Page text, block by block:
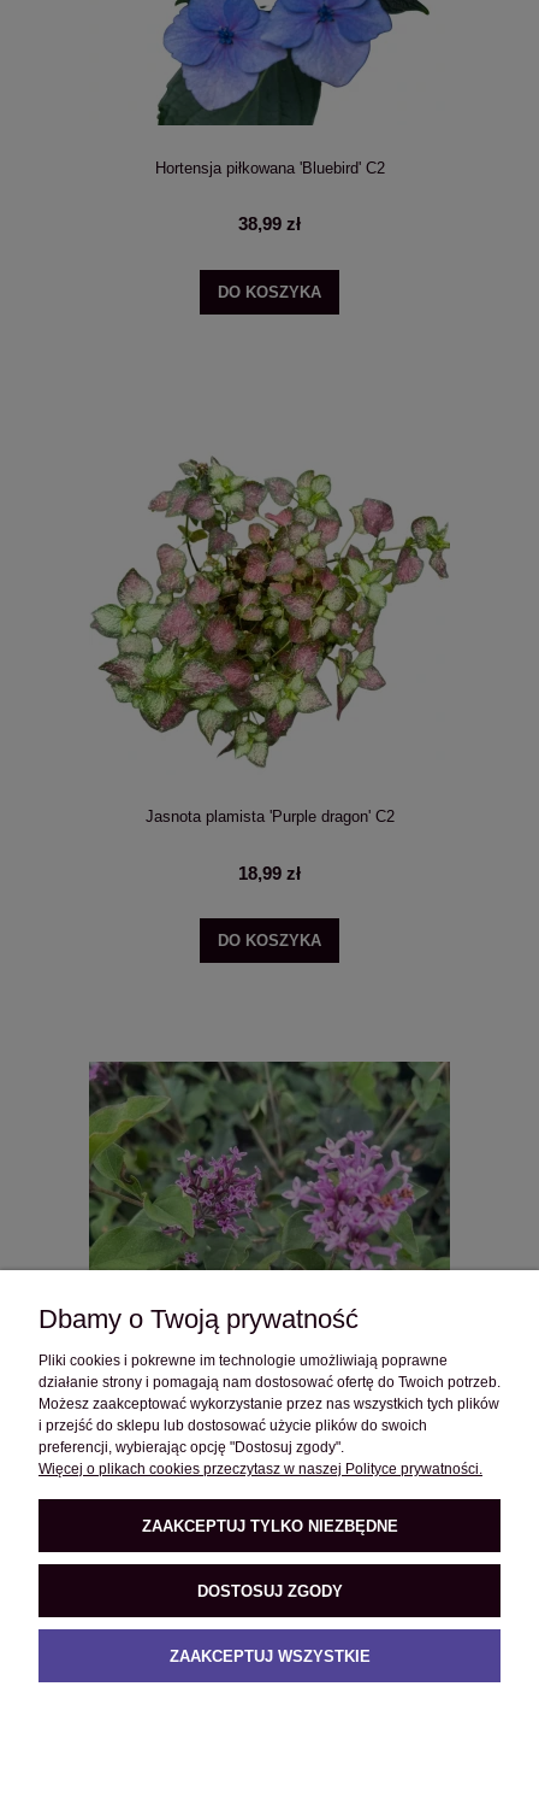
Hortensja piłkowana 'Bluebird' C2
38,99 zł
DO KOSZYKA
Jasnota plamista 'Purple dragon' C2
18,99 zł
DO KOSZYKA
Lilak Bloomerang Dark Purple C5
55,99 zł
DO KOSZYKA
Dbamy o Twoją prywatność
Pliki cookies i pokrewne im technologie umożliwiają poprawne
działanie strony i pomagają nam dostosować ofertę do Twoich potrzeb.
Możesz zaakceptować wykorzystanie przez nas wszystkich tych plików
i przejść do sklepu lub dostosować użycie plików do swoich
preferencji, wybierając opcję "Dostosuj zgody".
Więcej o plikach cookies przeczytasz w naszej Polityce prywatności.
ZAAKCEPTUJ TYLKO NIEZBĘDNE
DOSTOSUJ ZGODY
ZAAKCEPTUJ WSZYSTKIE